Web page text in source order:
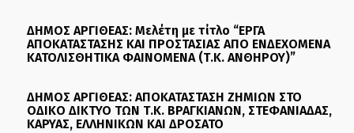
ΔΗΜΟΣ ΑΡΓΙΘΕΑΣ: Μελέτη με τίτλο “ΕΡΓΑ
ΑΠΟΚΑΤΑΣΤΑΣΗΣ ΚΑΙ ΠΡΟΣΤΑΣΙΑΣ ΑΠΟ ΕΝΔΕΧΟΜΕΝΑ
ΚΑΤΟΛΙΣΘΗΤΙΚΑ ΦΑΙΝΟΜΕΝΑ (Τ.Κ. ΑΝΘΗΡΟΥ)”
ΔΗΜΟΣ ΑΡΓΙΘΕΑΣ: ΑΠΟΚΑΤΑΣΤΑΣΗ ΖΗΜΙΩΝ ΣΤΟ
ΟΔΙΚΟ ΔΙΚΤΥΟ ΤΩΝ Τ.Κ. ΒΡΑΓΚΙΑΝΩΝ, ΣΤΕΦΑΝΙΑΔΑΣ,
ΚΑΡΥΑΣ, ΕΛΛΗΝΙΚΩΝ ΚΑΙ ΔΡΟΣΑΤΟ